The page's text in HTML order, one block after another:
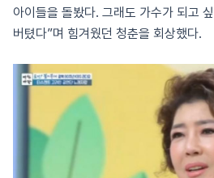
아이들을 돌봤다. 그래도 가수가 되고
버텼다”며 힘겨웠던 청춘을 회상했다.